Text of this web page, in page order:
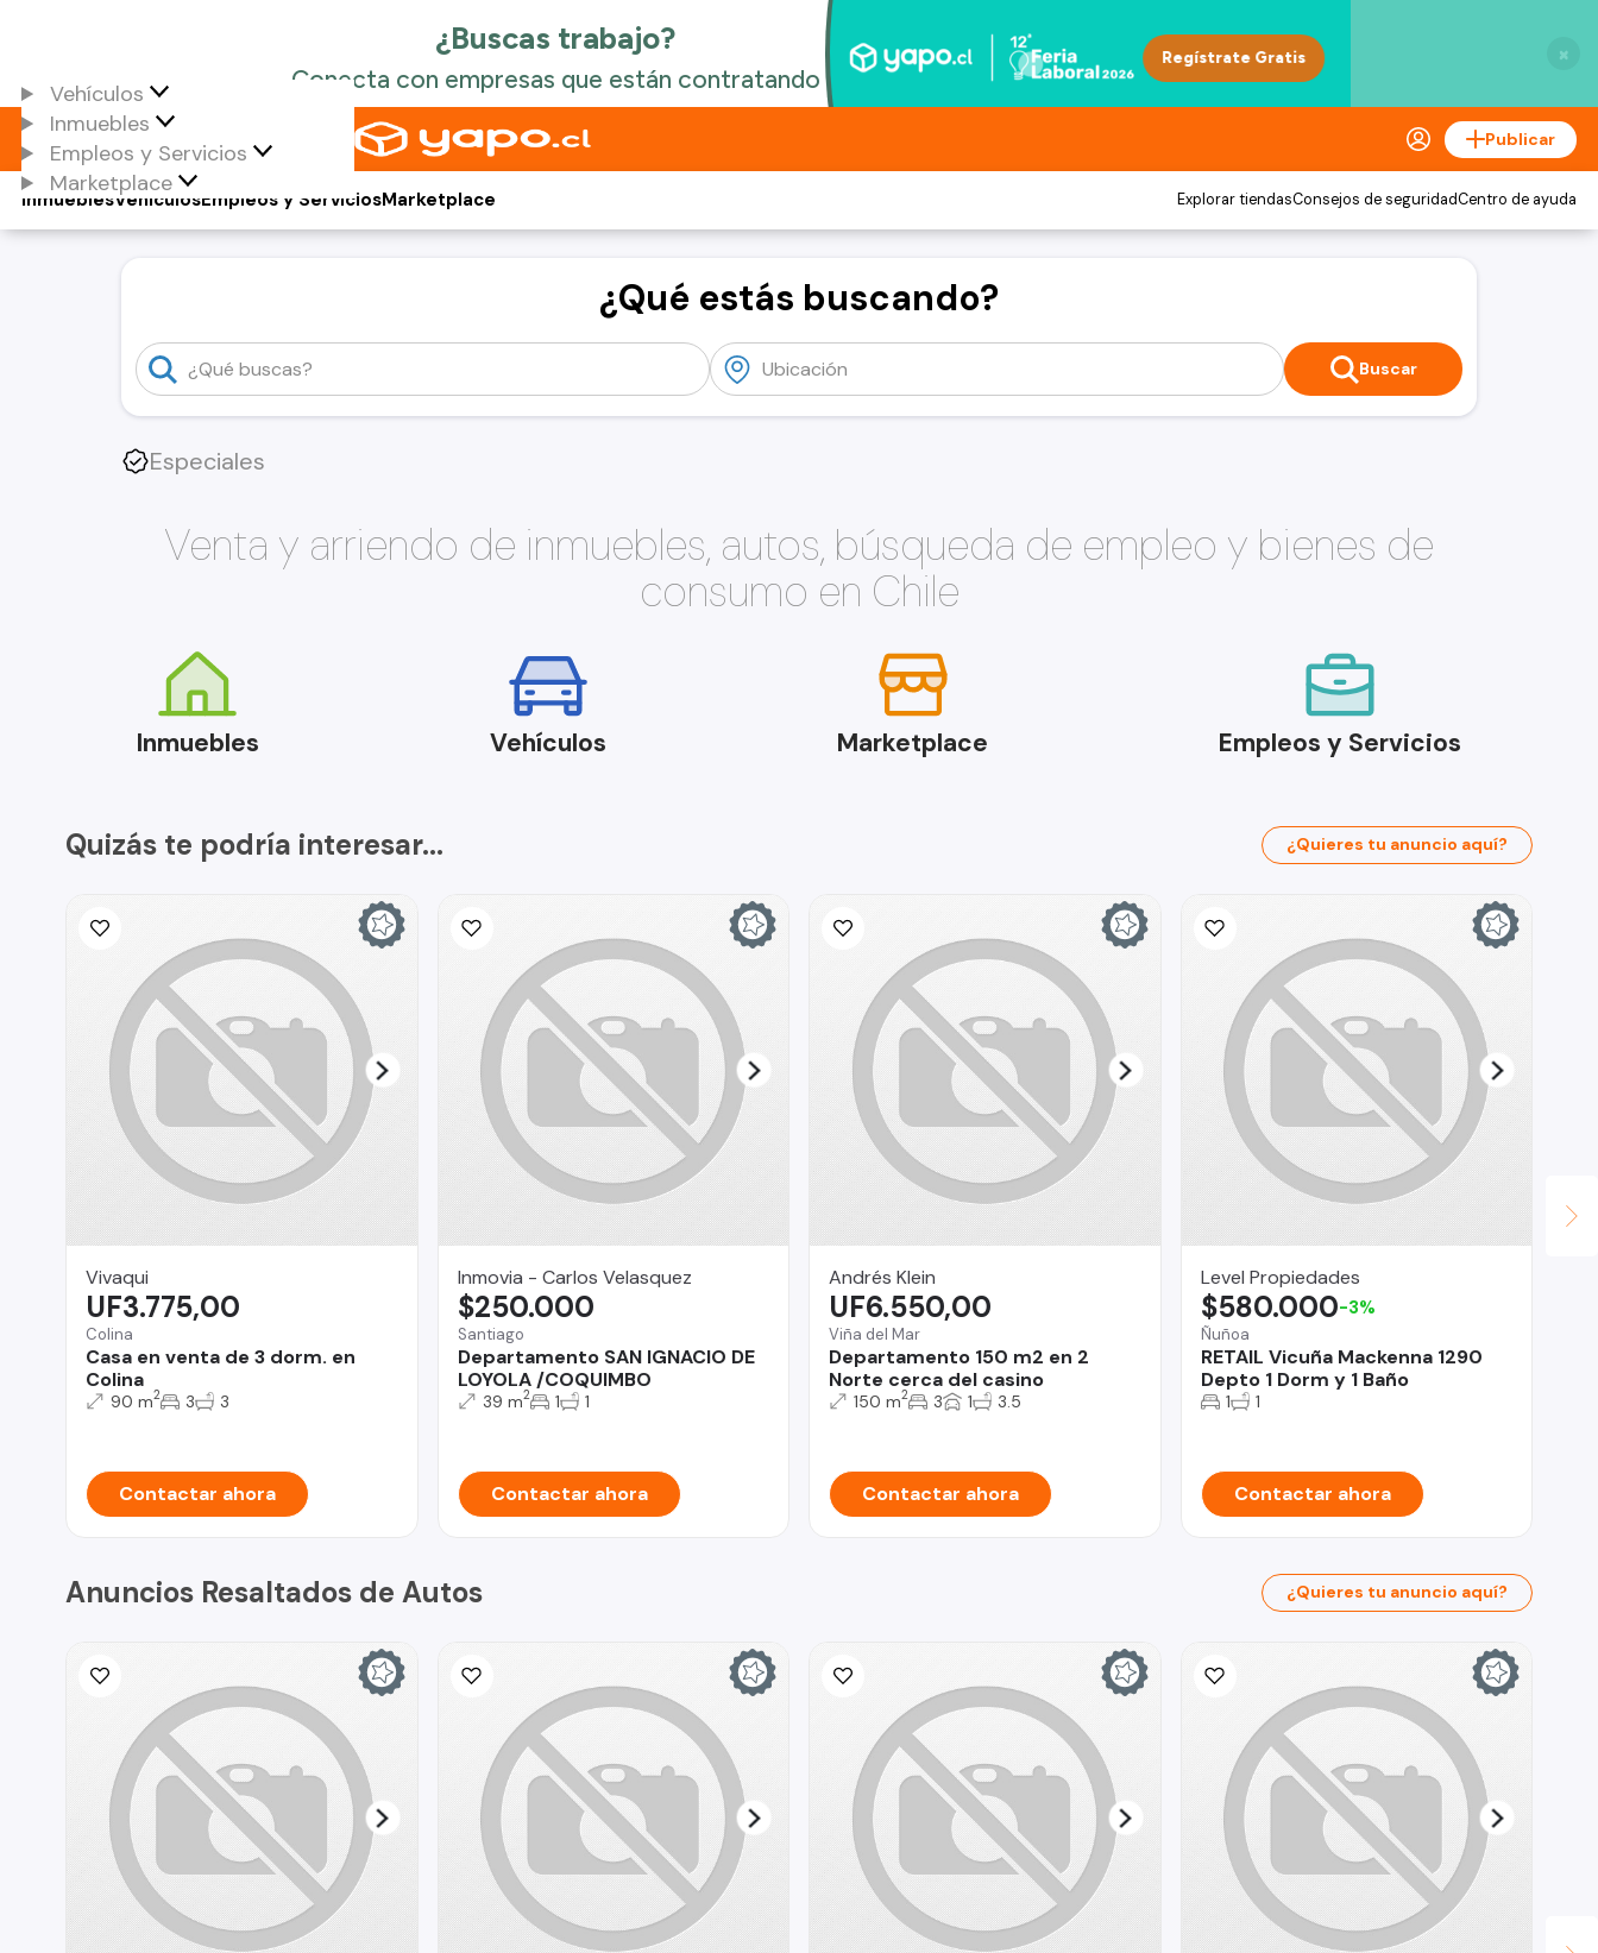
×
Vehículos
Inmuebles
Empleos y Servicios
Marketplace
Publicar
Vehículos
Inmuebles Empleos y ServiciosMarketplace Explorar tiendasConsejos de seguridadCentro de ayuda
¿Qué estás buscando?
Buscar
Especiales
Venta y arriendo de inmuebles, autos, búsqueda de empleo y bienes de
consumo en Chile
Inmuebles Vehículos Marketplace Empleos y Servicios
Quizás te podría interesar... ¿Quieres tu anuncio aquí?
Vivaqui
Colina
Casa en venta de 3 dorm. en
Colina
UF3.775,00
90 m2 3 3
Contactar ahora
Inmovia - Carlos Velasquez
Santiago
Departamento SAN IGNACIO DE
LOYOLA /COQUIMBO
$250.000
39 m2 1 1
Contactar ahora
Andrés Klein
Viña del Mar
Departamento 150 m2 en 2
Norte cerca del casino
UF6.550,00
150 m2 3 1 3.5
Contactar ahora
Level Propiedades
Ñuñoa
RETAIL Vicuña Mackenna 1290
Depto 1 Dorm y 1 Baño
$580.000-3%
1 1
Contactar ahora
Anuncios Resaltados de Autos ¿Quieres tu anuncio aquí?